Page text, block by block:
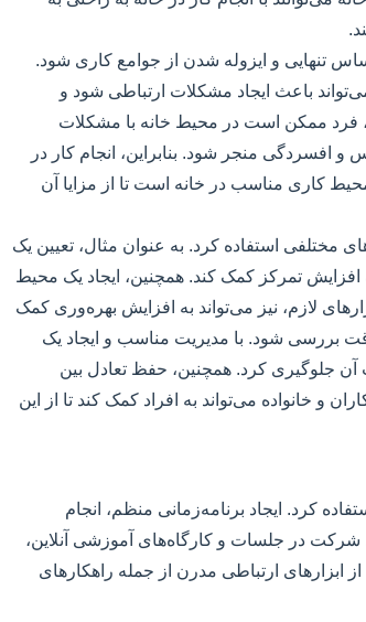
تنهایی و ایزوله شدن از جوامع کاری شود.
باعث ایجاد مشکلات ارتباطی شود و
فرد ممکن است در محیط خانه با مشکلات
افسردگی منجر شود. بنابراین، انجام کار در
کاری مناسب در خانه است تا از مزایا آن
مختلفی استفاده کرد. به عنوان مثال، تعیین یک
تمرکز کمک کند. همچنین، ایجاد یک محیط
لازم، نیز می‌تواند به افزایش بهره‌وری کمک
بررسی شود. با مدیریت مناسب و ایجاد یک
آن جلوگیری کرد. همچنین، حفظ تعادل بین
و خانواده می‌تواند به افراد کمک کند تا از این
کرد. ایجاد برنامه‌زمانی منظم، انجام
در جلسات و کارگاه‌های آموزشی آنلاین،
ابزارهای ارتباطی مدرن از جمله راهکارهای